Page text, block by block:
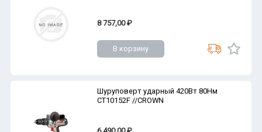
8 757,00 ₽
В корзину
Шуруповерт ударный 420Вт 80Нм
CT10152F //CROWN